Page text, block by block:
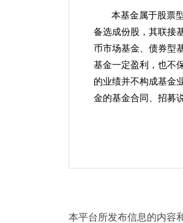
本基金属于股票
备选成份股，其联接
币市场基金、债券型
基金一定盈利，也不
的业绩并不构成基金
金的基金合同、招募
本平台所发布信息的内容